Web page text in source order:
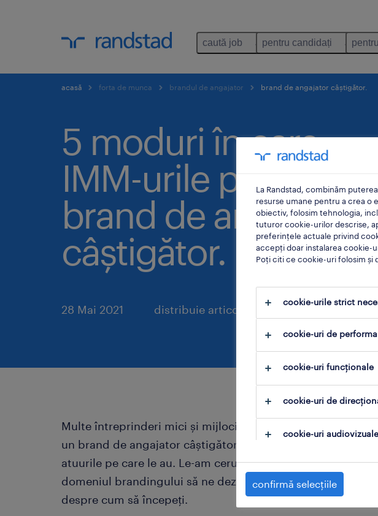
caută job pentru candidați
acasă forta de munca brandul de angajator brand de angajator câștigător.
5 moduri în care
IMM-urile pot crea
brand de angajator
câștigător.
28 Mai 2021 distribuie articol:
Multe întreprinderi mici și mijlocii (IMM-uri) au tot ce
un brand de angajator câștigător. Trebuie doar să-și
atuurile pe care le au. Le-am cerut câtorva dintre experții
domeniul brandingului să ne dezvăluie trucurile lor pentru
despre cum să începeți.
La Randstad, combinăm
resurse umane pentru a crea o
obiectiv, folosim tehnologia,
tuturor cookie-urilor descrise,
preferințele actuale privind
accepți doar instalarea cookie-
Poți citi ce cookie-uri folosim și
cookie-urile strict
cookie-uri de
cookie-uri funcționale
cookie-uri de
cookie-uri audiovizuale
confirmă selecțiile